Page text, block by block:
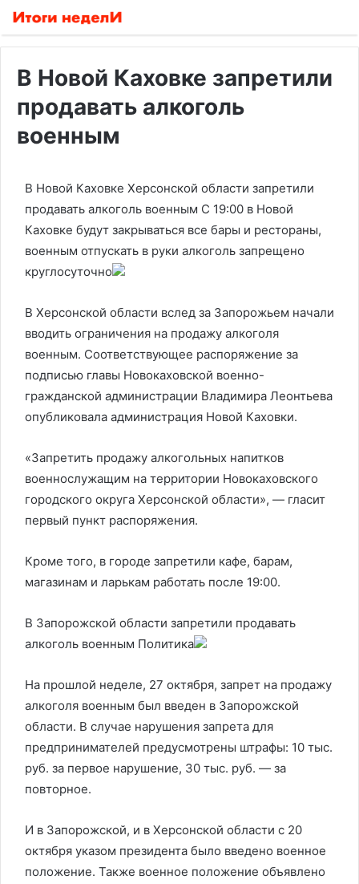
В Новой Каховке запретили
продавать алкоголь
военным
В Новой Каховке Херсонской области запретили
продавать алкоголь военным С 19:00 в Новой
Каховке будут закрываться все бары и рестораны,
военным отпускать в руки алкоголь запрещено
круглосуточно
В Херсонской области вслед за Запорожьем начали
вводить ограничения на продажу алкоголя
военным. Соответствующее распоряжение за
подписью главы Новокаховской военно-
гражданской администрации Владимира Леонтьева
опубликовала администрация Новой Каховки.
«Запретить продажу алкогольных напитков
военнослужащим на территории Новокаховского
городского округа Херсонской области», — гласит
первый пункт распоряжения.
Кроме того, в городе запретили кафе, барам,
магазинам и ларькам работать после 19:00.
В Запорожской области запретили продавать
алкоголь военным Политика
На прошлой неделе, 27 октября, запрет на продажу
алкоголя военным был введен в Запорожской
области. В случае нарушения запрета для
предпринимателей предусмотрены штрафы: 10 тыс.
руб. за первое нарушение, 30 тыс. руб. — за
повторное.
И в Запорожской, и в Херсонской области с 20
октября указом президента было введено военное
положение. Также военное положение объявлено